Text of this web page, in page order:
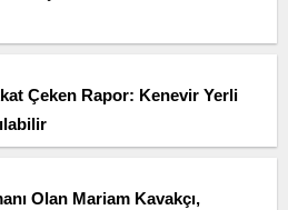
Çeken Rapor: Kenevir Yerli
Olan Mariam Kavakçı,